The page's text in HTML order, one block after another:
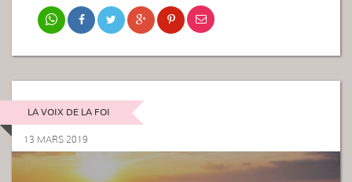
LA VOIX DE LA FOI
13 MARS 2019